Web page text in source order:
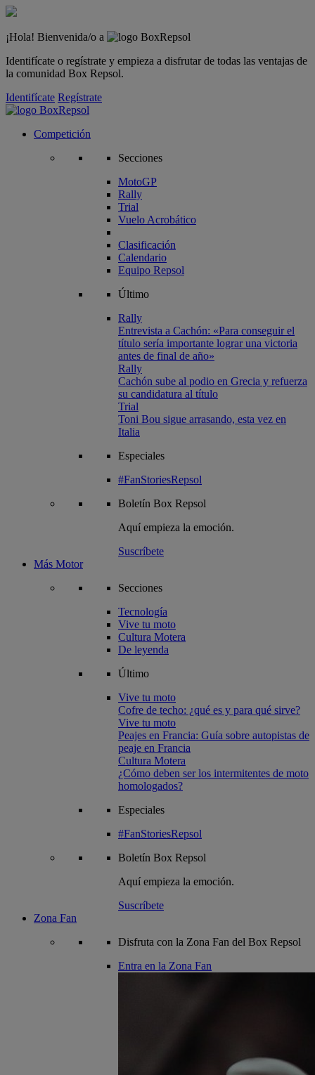
¡Hola! Bienvenida/o a
Identifícate o regístrate y empieza a disfrutar de todas las ventajas de
la comunidad Box Repsol.
Identifícate Regístrate
Competición
Secciones
MotoGP
Rally
Trial
Vuelo Acrobático
Clasificación
Calendario
Equipo Repsol
Último
Rally
Entrevista a Cachón: «Para conseguir el
título sería importante lograr una victoria
antes de final de año»
Rally
Cachón sube al podio en Grecia y refuerza
su candidatura al título
Trial
Toni Bou sigue arrasando, esta vez en
Italia
Especiales
#FanStoriesRepsol
Boletín Box Repsol
Aquí empieza la emoción.
Suscríbete
Más Motor
Secciones
Tecnología
Vive tu moto
Cultura Motera
De leyenda
Último
Vive tu moto
Cofre de techo: ¿qué es y para qué sirve?
Vive tu moto
Peajes en Francia: Guía sobre autopistas de
peaje en Francia
Cultura Motera
¿Cómo deben ser los intermitentes de moto
homologados?
Especiales
#FanStoriesRepsol
Boletín Box Repsol
Aquí empieza la emoción.
Suscríbete
Zona Fan
Disfruta con la Zona Fan del Box Repsol
Entra en la Zona Fan